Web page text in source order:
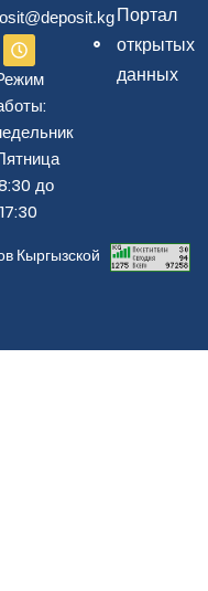
до
17:30
Портал
открытых
данных
Кыргызской